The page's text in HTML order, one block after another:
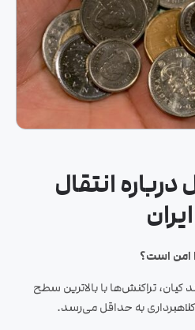
انتقال
کیان، تراکنش‌ها با بالاترین سطح
به حداقل می‌رسد.